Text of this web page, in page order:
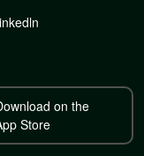
on the
Store